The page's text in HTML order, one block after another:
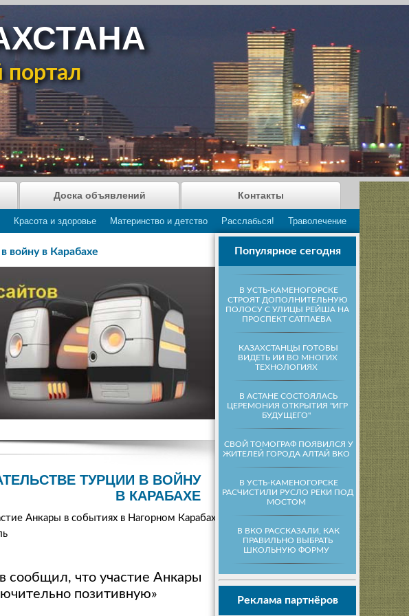
Красота и здоровье Материнство и детство Расслабься! Траволечение
Доска объявлений Контакты
Популярное сегодня
В УСТЬ-КАМЕНОГОРСКЕ
СТРОЯТ ДОПОЛНИТЕЛЬНУЮ
ПОЛОСУ С УЛИЦЫ РЕЙША НА
ПРОСПЕКТ САТПАЕВА
КАЗАХСТАНЦЫ ГОТОВЫ
ВИДЕТЬ ИИ ВО МНОГИХ
ТЕХНОЛОГИЯХ
В АСТАНЕ СОСТОЯЛАСЬ
ЦЕРЕМОНИЯ ОТКРЫТИЯ "ИГР
БУДУЩЕГО"
СВОЙ ТОМОГРАФ ПОЯВИЛСЯ У
ЖИТЕЛЕЙ ГОРОДА АЛТАЙ ВКО
В УСТЬ-КАМЕНОГОРСКЕ
РАСЧИСТИЛИ РУСЛО РЕКИ ПОД
МОСТОМ
В ВКО РАССКАЗАЛИ, КАК
ПРАВИЛЬНО ВЫБРАТЬ
ШКОЛЬНУЮ ФОРМУ
Реклама партнёров
войну в Карабахе
ТУРЦИИ В ВОЙНУ
В КАРАБАХЕ
Анкары в событиях в Нагорном Карабахе
сообщил, что участие Анкары
позитивную»